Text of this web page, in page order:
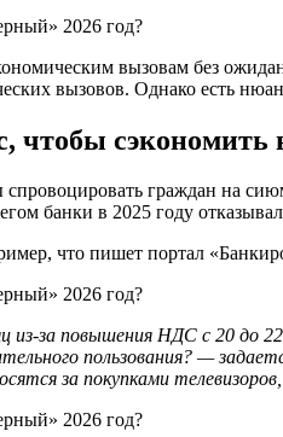
вызовам без
вызовов. Однако есть
чтобы сэкономить
граждан на
банки в 2025 году
что пишет портал
за повышения НДС с 20 до
пользования? —
за покупками